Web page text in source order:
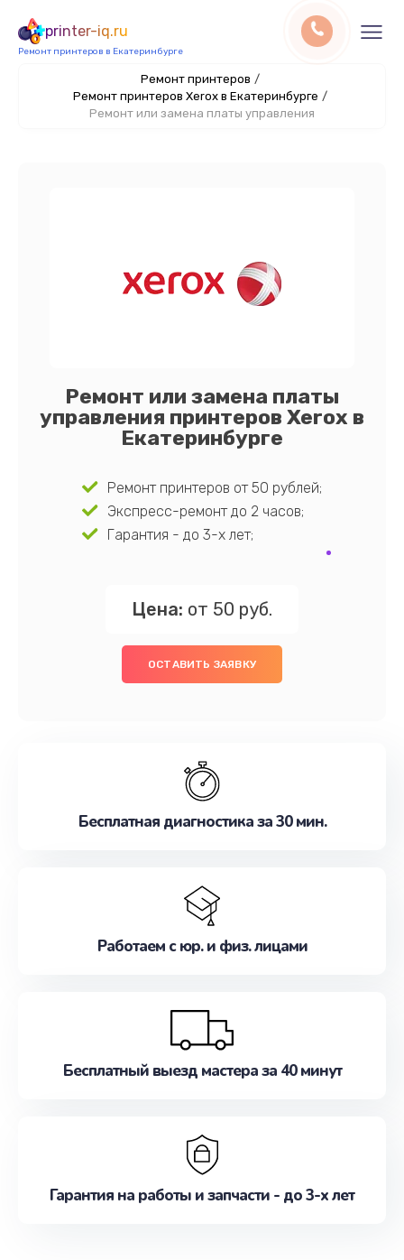
printer-iq.ru
Ремонт принтеров в Екатеринбурге
Ремонт принтеров /
Ремонт принтеров Xerox в Екатеринбурге /
Ремонт или замена платы управления
Ремонт или замена платы
управления принтеров Xerox в
Екатеринбурге
Ремонт принтеров от 50 рублей;
Экспресс-ремонт до 2 часов;
Гарантия - до 3-х лет;
Цена: от 50 руб.
ОСТАВИТЬ ЗАЯВКУ
Бесплатная диагностика за 30 мин.
Работаем с юр. и физ. лицами
Бесплатный выезд мастера за 40 минут
Гарантия на работы и запчасти - до 3-х лет